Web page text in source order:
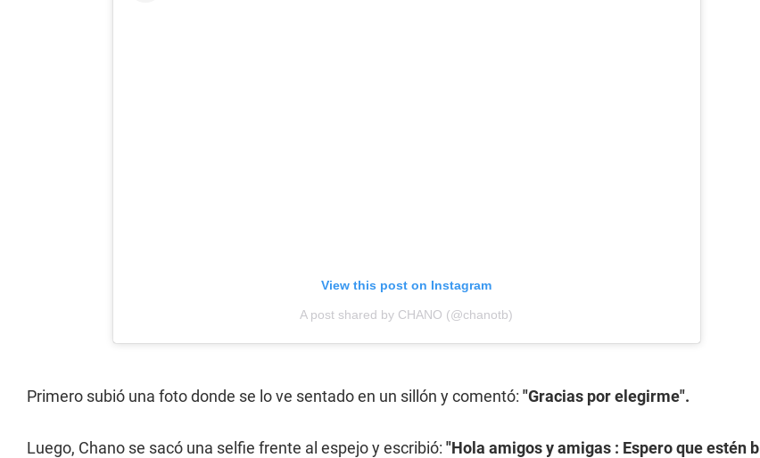
View this post on Instagram
A post shared by CHANO (@chanotb)
Primero subió una foto donde se lo ve sentado en un sillón y comentó: "Gracias por elegirme".
Luego, Chano se sacó una selfie frente al espejo y escribió: "Hola amigos y amigas : Espero que estén